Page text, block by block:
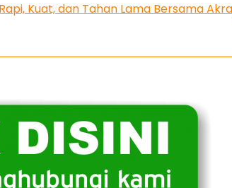
Kuat, dan Tahan Lama Bersama